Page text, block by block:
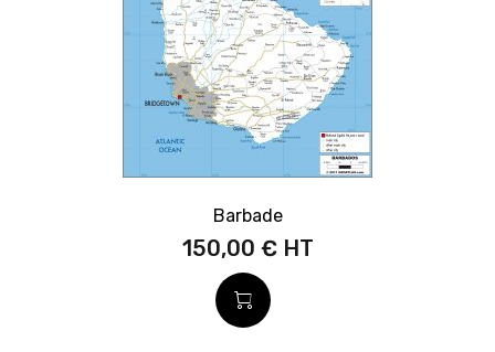
Barbade
150,00 €